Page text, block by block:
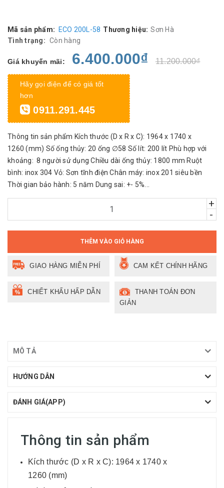
Mã sản phẩm: ECO 200L-58 Thương hiệu: Sơn Hà
Tình trạng: Còn hàng
Giá khuyến mãi: 6.400.000₫ 11.200.000₫
Hãy gọi điện để có giá tốt
hơn
0911.291.445
Thông tin sản phẩm Kích thước (D x R x C): 1964 x 1740 x
1260 (mm) Số ống thủy: 20 ống ∅58 Số lít: 200 lít Phù hợp với
khoảng: 8 người sử dụng Chiều dài ống thủy: 1800 mm Ruột
bình: inox 304 Vỏ: Sơn tĩnh điện Chân máy: inox 201 siêu bền
Thời gian bảo hành: 5 năm Dung sai: +- 5%...
+
-
THÊM VÀO GIỎ HÀNG
GIAO HÀNG MIỄN PHÍ CAM KẾT CHÍNH HÃNG
CHIẾT KHẤU HẤP DẪN
THANH TOÁN ĐƠN
GIẢN
MÔ TẢ
HƯỚNG DẪN
ĐÁNH GIÁ(APP)
Thông tin sản phẩm
Kích thước (D x R x C): 1964 x 1740 x
1260 (mm)